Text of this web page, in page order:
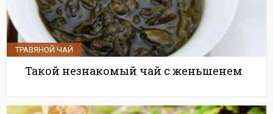
ТРАВЯНОЙ ЧАЙ
Такой незнакомый чай с женьшенем